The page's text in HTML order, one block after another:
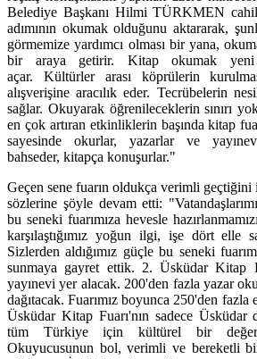
Açılış konuşmasını yapmak üzere
Belediye Başkanı Hilmi TÜRKMEN
adımının okumak olduğunu aktararak,
görmemize yardımcı olması bir yana,
bir araya getirir. Kitap okumak yeni
açar. Kültürler arası köprülerin
alışverişine aracılık eder. Tecrübelerin
sağlar. Okuyarak öğrenileceklerin sınırı
en çok artıran etkinliklerin başında kitap
sayesinde okurlar, yazarlar ve
Geçen sene fuarın oldukça verimli
sözlerine şöyle devam etti:
bu seneki fuarımıza hevesle
karşılaştığımız yoğun ilgi, işe dört elle
Sizlerden aldığımız güçle bu seneki
sunmaya gayret ettik. 2. Üsküdar Kitap
yayınevi yer alacak. 200'den fazla yazar
dağıtacak. Fuarımız boyunca 250'den
Üsküdar Kitap Fuarı'nın sadece
tüm Türkiye için kültürel bir değer